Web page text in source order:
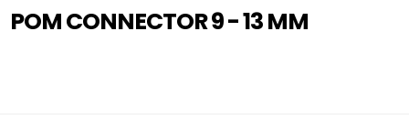
POM CONNECTOR 9 - 13 MM